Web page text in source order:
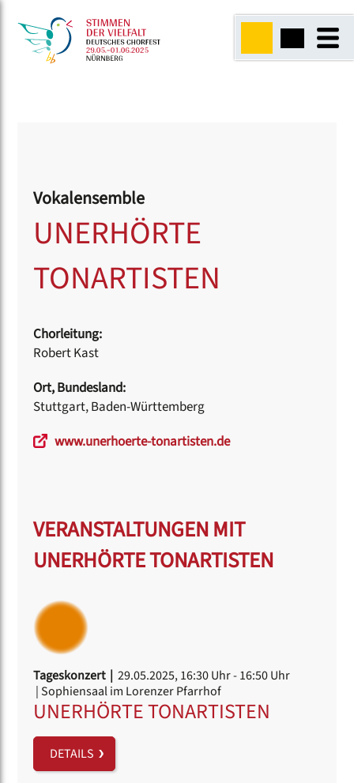
Vokalensemble
UNERHÖRTE
TONARTISTEN
Chorleitung:
Robert Kast
Ort, Bundesland:
Stuttgart, Baden-Württemberg
www.unerhoerte-tonartisten.de
VERANSTALTUNGEN MIT
UNERHÖRTE TONARTISTEN
Tageskonzert | 29.05.2025, 16:30 Uhr- 16:50 Uhr
| Sophiensaal im Lorenzer Pfarrhof
UNERHÖRTE TONARTISTEN
DETAILS